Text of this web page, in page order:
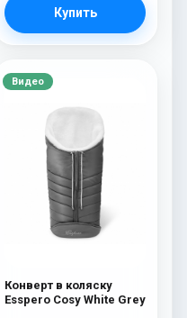
Купить
Видео
Конверт в коляску
Esspero Cosy White Grey